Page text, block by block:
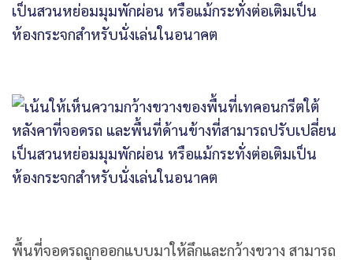
พื้นที่จอดรถถูกออกแบบมาให้ลึกและกว้างขวาง สามารถ